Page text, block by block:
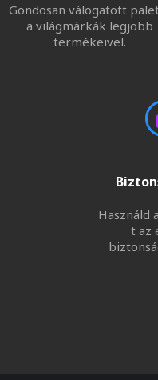
Gondosan válogatott
a világmárkák legjobb
termékeivel.
Használd
t az